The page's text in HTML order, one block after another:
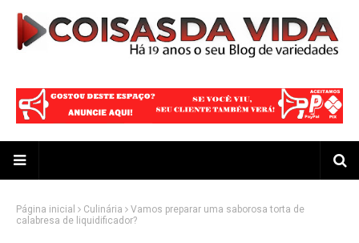
Página inicial Culinária
Vamos preparar uma saborosa torta de
calabresa de liquidificador?